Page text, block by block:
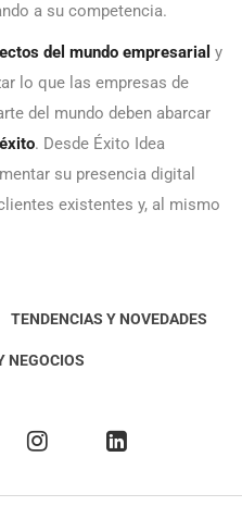
a su competencia.
del mundo empresarial y
lo que las empresas de
del mundo deben abarcar
. Desde Éxito Idea
su presencia digital
existentes y, al mismo
TENDENCIAS Y NOVEDADES
NEGOCIOS